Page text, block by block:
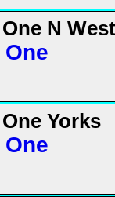
N West
One
Yorks
One